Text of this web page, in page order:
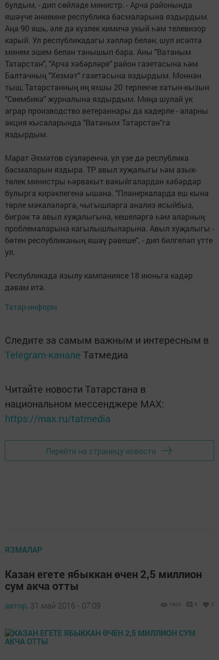
булдым, - дип сөйләде министр. - Арча районында
яшәүче әниемне республика басмаларына яздырдым.
Аңа 90 яшь, әле дә күзлек кимичә укый һәм телевизор
карый. Ул республикадагы хәлләр белән, шул исәптә
минем эшем белән танышып бара. Аны "Ватаным
Татарстан", "Арча хәбәрләре" район газетасына һәм
Балтачның "Хезмәт" газетасына яздырдым. Моннан
тыш, Татарстанның иң яхшы 20 терлекче хатын-кызын
"Сөембикә" журналына яздырдым. Миңа шулай ук
аграр производство ветераннары да кадерле - аларны
акция кысаларында "Ватаным Татарстан"га
яздырдым.
Марат Әхмәтов сүзләренчә, ул үзе дә республика
басмаларын яздыра. ТР авыл хуҗалыгы һәм азык-
төлек министры һәрвакыт вакыйгалардан хәбәрдар
булырга кирәклегенә ышана. "Планеркаларда еш кына
төрле мәкаләләргә, чыгышларга анализ ясыйбыз,
бигрәк тә авыл хуҗалыгына, кешеләргә һәм аларның
проблемаларына кагылышлыларына. Авыл хуҗалыгы -
бөтен республиканың яшәү рәвеше", - дип билгеләп үтте
ул.
Республикада язылу кампаниясе 18 июньгә кадәр
дәвам итә.
Татар-информ
Следите за самым важным и интересным в
Telegram-канале Татмедиа
Читайте новости Татарстана в
национальном мессенджере MАХ:
https://max.ru/tatmedia
Перейти на страницу новости
ЯЗМАЛАР
Казан егете ябыккан өчен 2,5 миллион
сум акча отты
автор, 31 май 2016 - 07:09 1603 0 0